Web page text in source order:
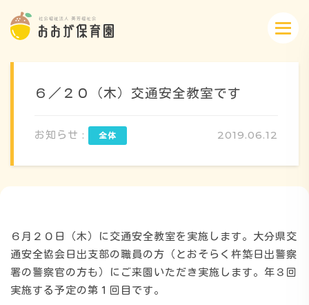
６／２０（木）交通安全教室です
お知らせ : 2019.06.12
６月２０日（木）に交通安全教室を実施します。大分県交
通安全協会日出支部の職員の方（とおそらく杵築日出警察
署の警察官の方も）にご来園いただき実施します。年３回
実施する予定の第１回目です。
1日のスケジュール
年間行事